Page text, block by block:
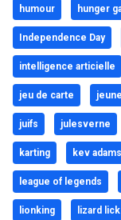
humour hunger
Independence Day
intelligence articielle
jeu de carte
juifs julesverne
karting kev adams
league of legends
lionking lizard lick